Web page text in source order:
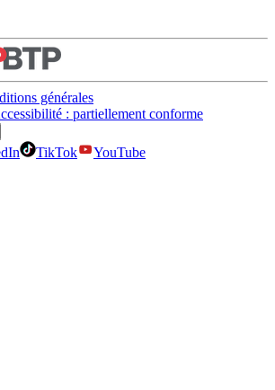
générales
: partiellement conforme
TikTok
YouTube